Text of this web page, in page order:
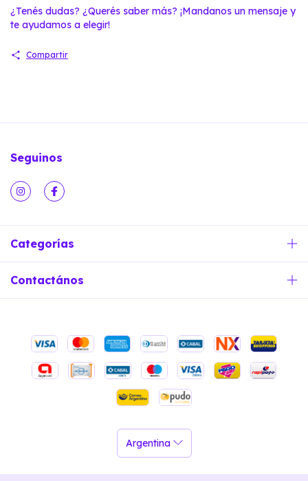
¿Tenés dudas? ¿Querés saber más? ¡Mandanos un mensaje y
te ayudamos a elegir!
Compartir
Seguinos
Categorías
Contactános